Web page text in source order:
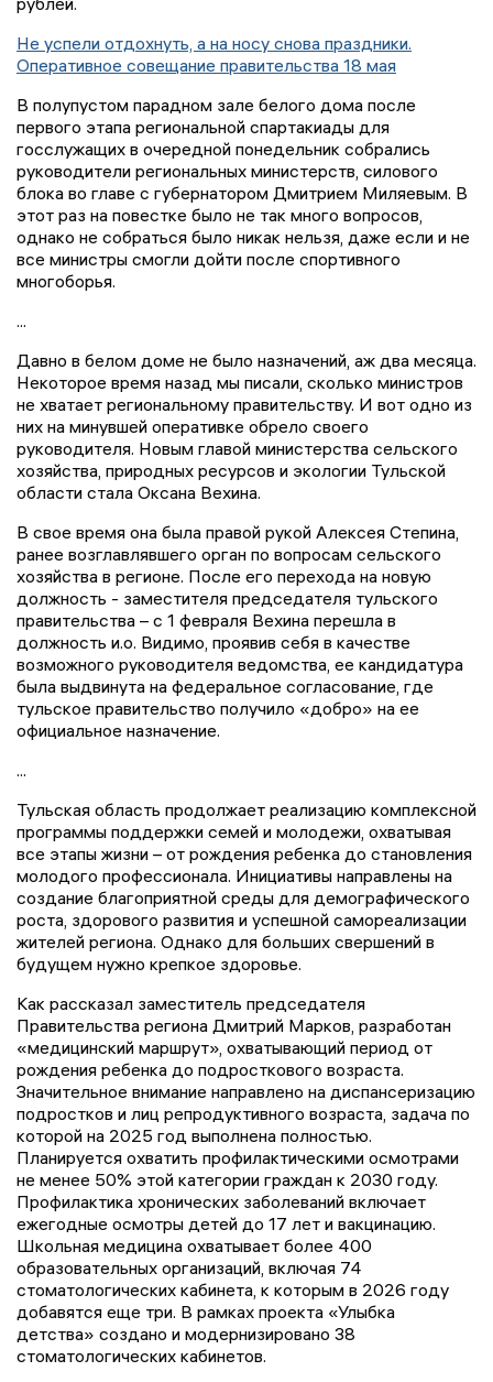
Не успели отдохнуть, а на носу снова праздники.
Оперативное совещание правительства 18 мая
В полупустом парадном зале белого дома после
первого этапа региональной спартакиады для
госслужащих в очередной понедельник собрались
руководители региональных министерств, силового
блока во главе с губернатором Дмитрием Миляевым. В
этот раз на повестке было не так много вопросов,
однако не собраться было никак нельзя, даже если и не
все министры смогли дойти после спортивного
многоборья.
...
Давно в белом доме не было назначений, аж два месяца.
Некоторое время назад мы писали, сколько министров
не хватает региональному правительству. И вот одно из
них на минувшей оперативке обрело своего
руководителя. Новым главой министерства сельского
хозяйства, природных ресурсов и экологии Тульской
области стала Оксана Вехина.
В свое время она была правой рукой Алексея Степина,
ранее возглавлявшего орган по вопросам сельского
хозяйства в регионе. После его перехода на новую
должность - заместителя председателя тульского
правительства – с 1 февраля Вехина перешла в
должность и.о. Видимо, проявив себя в качестве
возможного руководителя ведомства, ее кандидатура
была выдвинута на федеральное согласование, где
тульское правительство получило «добро» на ее
официальное назначение.
...
Тульская область продолжает реализацию комплексной
программы поддержки семей и молодежи, охватывая
все этапы жизни – от рождения ребенка до становления
молодого профессионала. Инициативы направлены на
создание благоприятной среды для демографического
роста, здорового развития и успешной самореализации
жителей региона. Однако для больших свершений в
будущем нужно крепкое здоровье.
Как рассказал заместитель председателя
Правительства региона Дмитрий Марков, разработан
«медицинский маршрут», охватывающий период от
рождения ребенка до подросткового возраста.
Значительное внимание направлено на диспансеризацию
подростков и лиц репродуктивного возраста, задача по
которой на 2025 год выполнена полностью.
Планируется охватить профилактическими осмотрами
не менее 50% этой категории граждан к 2030 году.
Профилактика хронических заболеваний включает
ежегодные осмотры детей до 17 лет и вакцинацию.
Школьная медицина охватывает более 400
образовательных организаций, включая 74
стоматологических кабинета, к которым в 2026 году
добавятся еще три. В рамках проекта «Улыбка
детства» создано и модернизировано 38
стоматологических кабинетов.